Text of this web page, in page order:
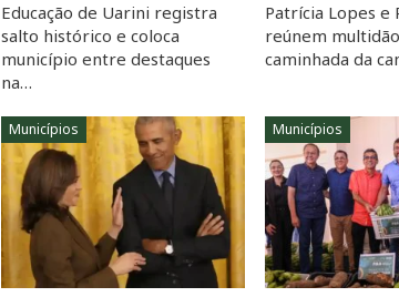
Educação de Uarini registra
salto histórico e coloca
município entre destaques
na…
Patrícia Lopes e
reúnem
caminhada da
Municípios Municípios